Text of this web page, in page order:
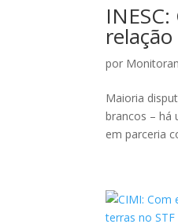
por
Maioria
brancos – há
em parceria